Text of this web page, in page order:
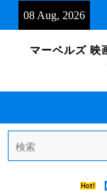
08 Aug, 2026
マーベルズ 映
for: